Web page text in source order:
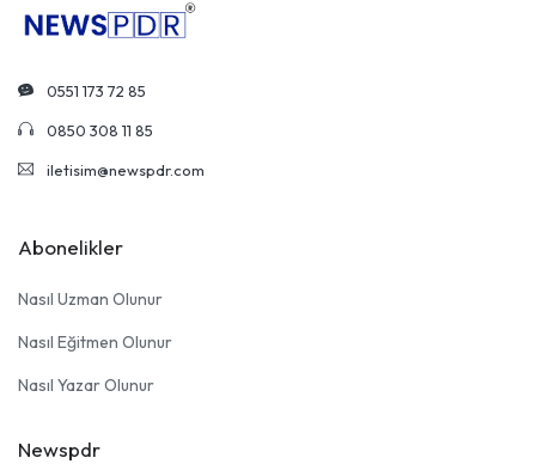
0551 173 72 85
0850 308 11 85
iletisim@newspdr.com
Abonelikler
Nasıl Uzman Olunur
Nasıl Eğitmen Olunur
Nasıl Yazar Olunur
Newspdr